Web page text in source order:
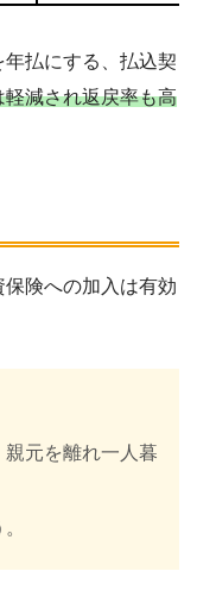
払にする、払込契
減され返戻率も高
険への加入は有効
元を離れ一人暮